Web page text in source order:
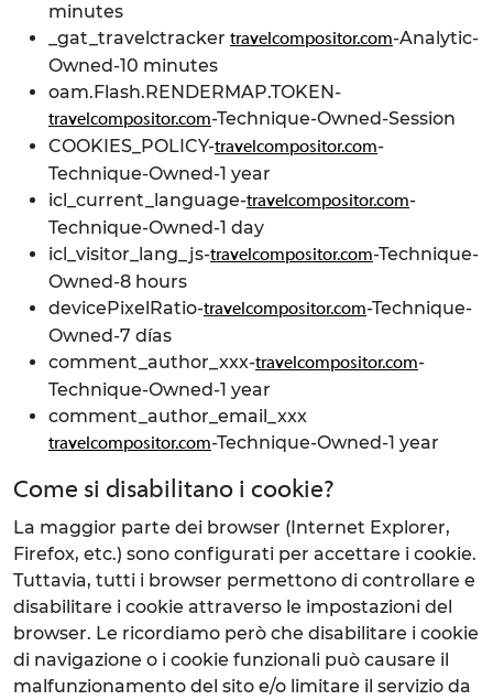
minutes
_gat_travelctracker travelcompositor.com-Analytic-
Owned-10 minutes
oam.Flash.RENDERMAP.TOKEN-
travelcompositor.com-Technique-Owned-Session
COOKIES_POLICY-travelcompositor.com-
Technique-Owned-1 year
icl_current_language-travelcompositor.com-
Technique-Owned-1 day
icl_visitor_lang_js-travelcompositor.com-Technique-
Owned-8 hours
devicePixelRatio-travelcompositor.com-Technique-
Owned-7 días
comment_author_xxx-travelcompositor.com-
Technique-Owned-1 year
comment_author_email_xxx
travelcompositor.com-Technique-Owned-1 year
Come si disabilitano i cookie?
La maggior parte dei browser (Internet Explorer,
Firefox, etc.) sono configurati per accettare i cookie.
Tuttavia, tutti i browser permettono di controllare e
disabilitare i cookie attraverso le impostazioni del
browser. Le ricordiamo però che disabilitare i cookie
di navigazione o i cookie funzionali può causare il
malfunzionamento del sito e/o limitare il servizio da